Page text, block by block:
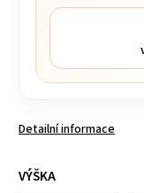
Detailní informace
VÝŠKA